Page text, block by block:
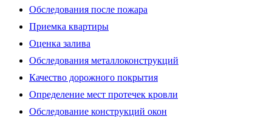
Обследования после пожара
Приемка квартиры
Оценка залива
Обследования металлоконструкций
Качество дорожного покрытия
Определение мест протечек кровли
Обследование конструкций окон